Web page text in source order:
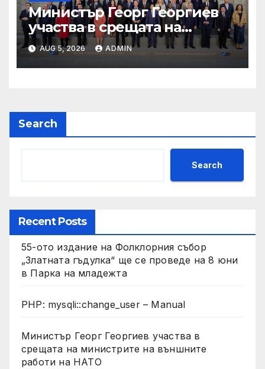
Министър Георг Георгиев
участва в срещата на
министрите на външните
работи на НАТО
AUG 5, 2026 ADMIN
Search
Search
Recent Posts
55-ото издание на Фолклорния събор
„Златната гъдулка“ ще се проведе на 8 юни
в Парка на младежта
PHP: mysqli::change_user – Manual
Министър Георг Георгиев участва в
срещата на министрите на външните
работи на НАТО